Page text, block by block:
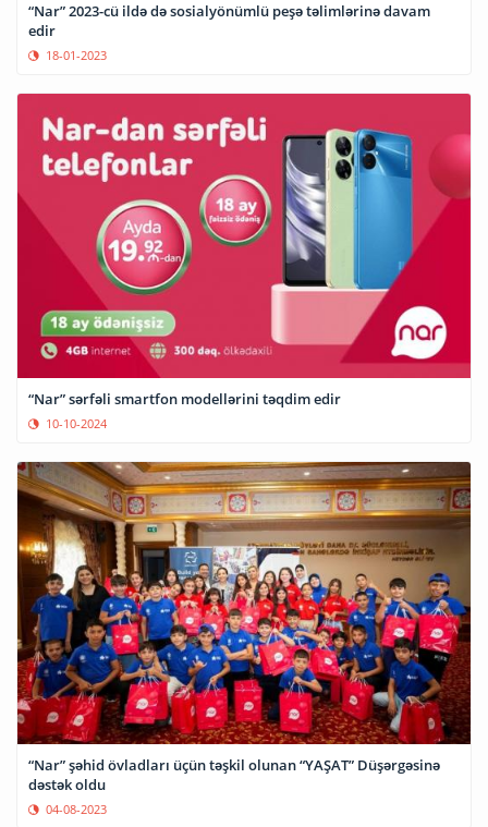
“Nar” 2023-cü ildə də sosialyönümlü peşə təlimlərinə davam
edir
18-01-2023
“Nar” sərfəli smartfon modellərini təqdim edir
10-10-2024
“Nar” şəhid övladları üçün təşkil olunan “YAŞAT” Düşərgəsinə
dəstək oldu
04-08-2023